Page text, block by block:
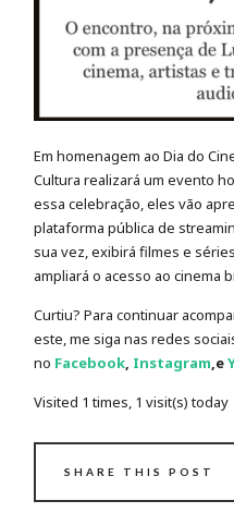
Em homenagem ao Dia do
Cultura realizará um evento
essa celebração, eles vão
plataforma pública de
sua vez, exibirá filmes e
ampliará o acesso ao cinema
Curtiu? Para continuar
este, me siga nas redes
no Facebook, Instagram,e
Visited 1 times, 1 visit(s) today
SHARE THIS POST